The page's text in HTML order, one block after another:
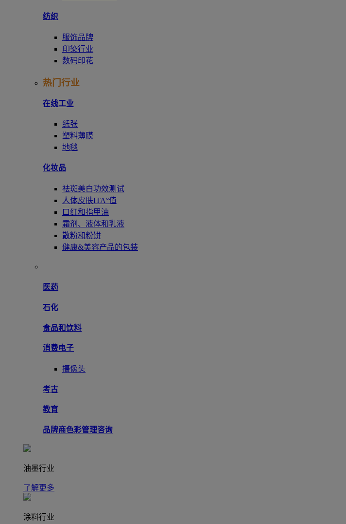
纺织
服饰品牌
印染行业
数码印花
热门行业
在线工业
纸张
塑料薄膜
地毯
化妆品
祛斑美白功效测试
人体皮肤ITA°值
口红和指甲油
霜剂、液体和乳液
散粉和粉饼
健康&美容产品的包装
医药
石化
食品和饮料
消费电子
摄像头
考古
教育
品牌商色彩管理咨询
油墨行业
了解更多
涂料行业